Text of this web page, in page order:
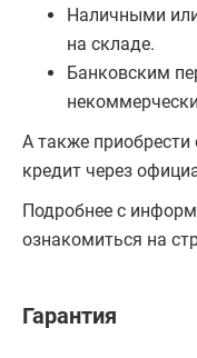
Наличными
на складе.
Банковским
А также приобрести
кредит через
Подробнее с
ознакомиться на
Гарантия